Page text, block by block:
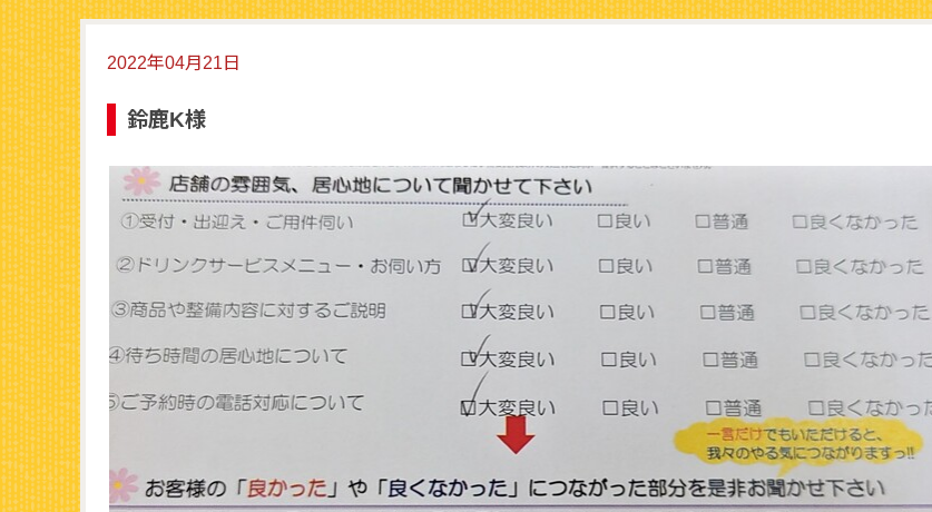
2022年04月21日
鈴鹿K様